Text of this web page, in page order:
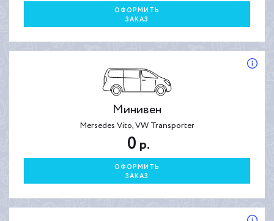
ОФОРМИТЬ
ЗАКАЗ
Минивен
Mersedes Vito, VW Transporter
0 р.
ОФОРМИТЬ
ЗАКАЗ